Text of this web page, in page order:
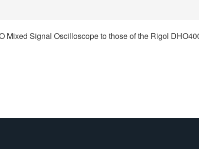
Mixed Signal Oscilloscope to those of the Rigol